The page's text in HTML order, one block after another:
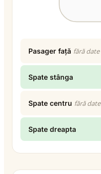
Pasager față fără date
Spate stânga
Spate centru fără date
Spate dreapta